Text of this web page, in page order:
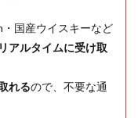
国産ウイスキーなど
アルタイムに受け取
れるので、不要な通